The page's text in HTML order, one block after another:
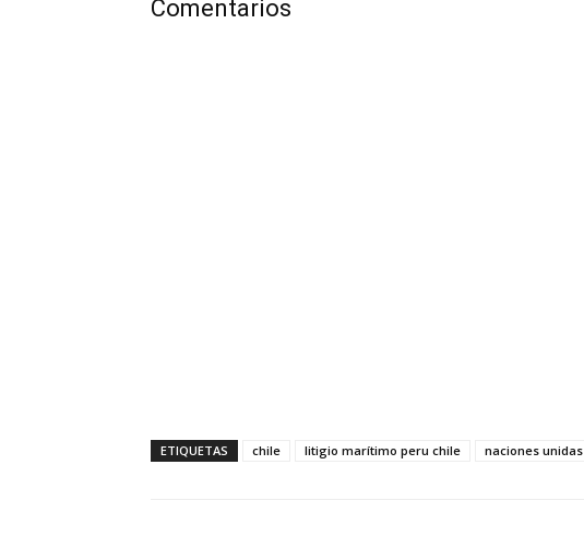
Comentarios
ETIQUETAS chile litigio marítimo peru chile naciones unidas